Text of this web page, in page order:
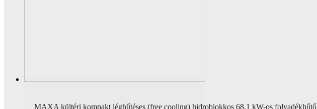
MAXA kültéri kompakt léghűtéses (free cooling) hidroblokkos 68,1 kW-os folyadékhűtő